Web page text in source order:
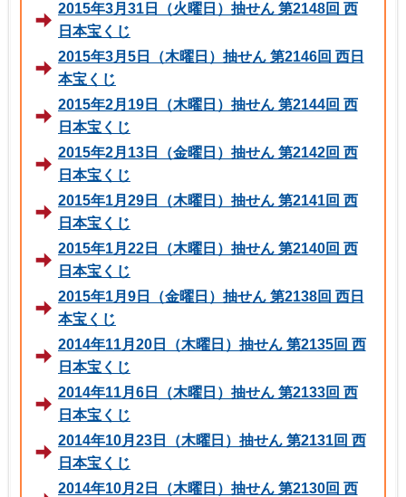
2015年3月31日（火曜日）抽せん 第2148回 西
日本宝くじ
2015年3月5日（木曜日）抽せん 第2146回 西日
本宝くじ
2015年2月19日（木曜日）抽せん 第2144回 西
日本宝くじ
2015年2月13日（金曜日）抽せん 第2142回 西
日本宝くじ
2015年1月29日（木曜日）抽せん 第2141回 西
日本宝くじ
2015年1月22日（木曜日）抽せん 第2140回 西
日本宝くじ
2015年1月9日（金曜日）抽せん 第2138回 西日
本宝くじ
2014年11月20日（木曜日）抽せん 第2135回 西
日本宝くじ
2014年11月6日（木曜日）抽せん 第2133回 西
日本宝くじ
2014年10月23日（木曜日）抽せん 第2131回 西
日本宝くじ
2014年10月2日（木曜日）抽せん 第2130回 西